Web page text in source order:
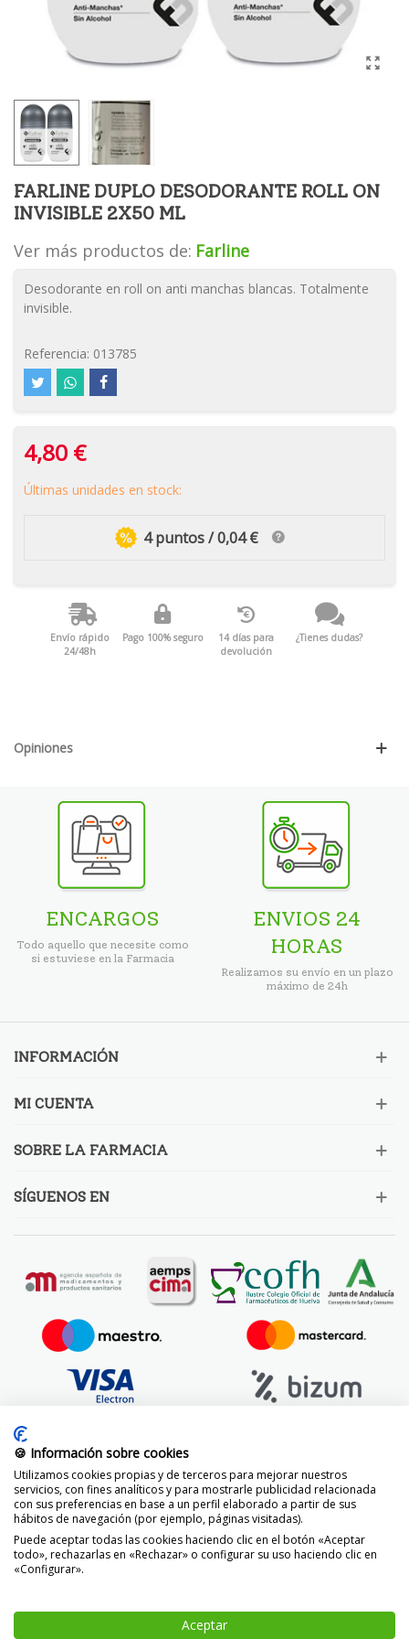
FARLINE DUPLO DESODORANTE ROLL ON
INVISIBLE 2X50 ML
Ver más productos de: Farline
Desodorante en roll on anti manchas blancas. Totalmente
invisible.
Referencia: 013785
4,80 €
Últimas unidades en stock:
4 puntos / 0,04 €
Envío rápido
24/48h
Pago 100% seguro
14 días para
devolución
¿Tienes dudas?
Opiniones
ENCARGOS
Todo aquello que necesite como
si estuviese en la Farmacia
ENVIOS 24
HORAS
Realizamos su envío en un plazo
máximo de 24h
INFORMACIÓN
MI CUENTA
SOBRE LA FARMACIA
SÍGUENOS EN
© 2014 -2026 FarmaciaVizcaíno.com
🍪 Información sobre cookies
Utilizamos cookies propias y de terceros para mejorar nuestros
servicios, con fines analíticos y para mostrarle publicidad relacionada
con sus preferencias en base a un perfil elaborado a partir de sus
hábitos de navegación (por ejemplo, páginas visitadas).
Puede aceptar todas las cookies haciendo clic en el botón «Aceptar
todo», rechazarlas en «Rechazar» o configurar su uso haciendo clic en
«Configurar».
Aceptar